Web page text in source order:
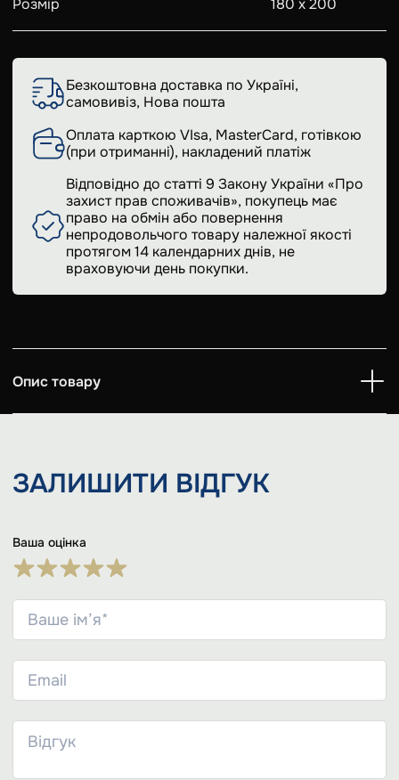
Розмір 180 х 200
Безкоштовна доставка по Україні,
самовивіз, Нова пошта
Оплата карткою VIsa, MasterCard, готівкою
(при отриманні), накладений платіж
Відповідно до статті 9 Закону України «Про
захист прав споживачів», покупець має
право на обмін або повернення
непродовольчого товару належної якості
протягом 14 календарних днів, не
враховуючи день покупки.
Опис товару
ЗАЛИШИТИ ВІДГУК
Ваша оцінка